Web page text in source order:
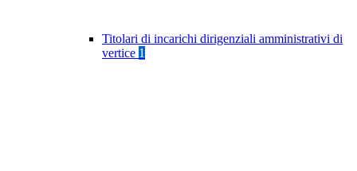
Titolari di incarichi dirigenziali amministrativi di
vertice 1